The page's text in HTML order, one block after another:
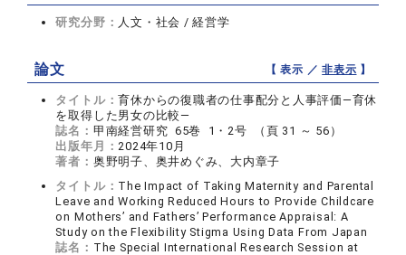
研究分野： 人文・社会 / 経営学
論文 【 表示 ／非表示 】
タイトル：育休からの復職者の仕事配分と人事評価―育休
を取得した男女の比較―
誌名： 甲南経営研究 65巻 1・2号 （頁 31 ～ 56）
出版年月：2024年10月
著者： 奥野明子、奥井めぐみ、大内章子
タイトル： The Impact of Taking Maternity and Parental
Leave and Working Reduced Hours to Provide Childcare
on Mothers’ and Fathers’ Performance Appraisal: A
Study on the Flexibility Stigma Using Data From Japan
誌名： The Special International Research Session at